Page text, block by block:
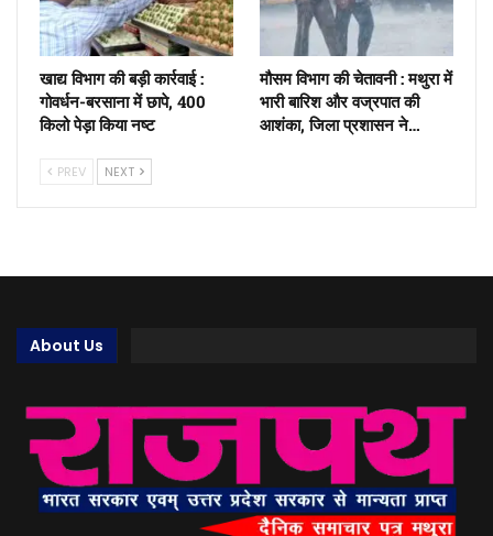
खाद्य विभाग की बड़ी कार्रवाई :
गोवर्धन-बरसाना में छापे, 400
किलो पेड़ा किया नष्ट
मौसम विभाग की चेतावनी : मथुरा में
भारी बारिश और वज्रपात की
आशंका, जिला प्रशासन ने…
PREV NEXT
About Us